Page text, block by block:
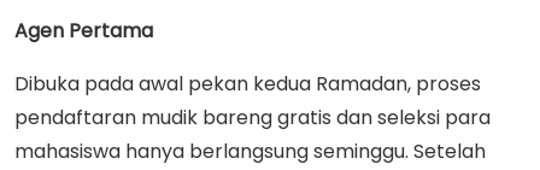
Agen Pertama
Dibuka pada awal pekan kedua Ramadan, proses
pendaftaran mudik bareng gratis dan seleksi para
mahasiswa hanya berlangsung seminggu. Setelah